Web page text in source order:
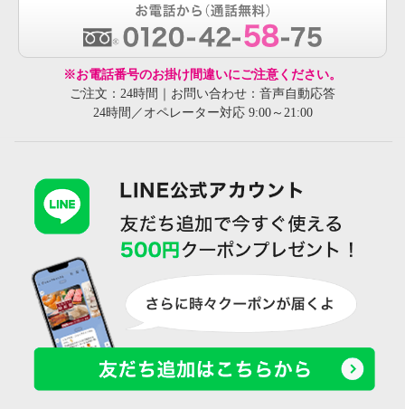
※お電話番号のお掛け間違いにご注意ください。
ご注文：24時間｜お問い合わせ：音声自動応答
24時間／オペレーター対応 9:00～21:00